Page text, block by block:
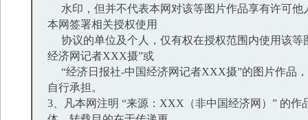
水印，但并不代表本网对该等图片作品享有许可他
本网签署相关授权使用
协议的单位及个人，仅有权在授权范围内使用该等
经济网记者XXX摄”或
“经济日报社-中国经济网记者XXX摄”的图片作品
自行承担。
3、凡本网注明 “来源：XXX（非中国经济网）” 的作